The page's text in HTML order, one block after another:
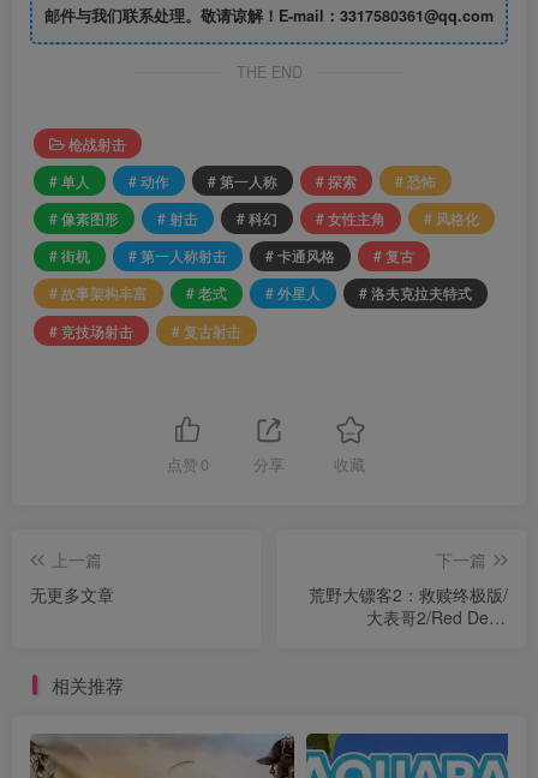
邮件与我们联系处理。敬请谅解！E-mail：3317580361@qq.com
THE END
枪战射击
# 单人
# 动作 # 第一人称 # 探索
# 恐怖
# 像素图形
# 射击 # 科幻 # 女性主角
# 风格化
# 街机
# 第一人称射击 # 卡通风格
# 复古
# 故事架构丰富
# 老式 # 外星人
# 洛夫克拉夫特式
# 竞技场射击
# 复古射击
点赞 0 分享 收藏
上一篇
无更多文章
下一篇
荒野大镖客2：救赎终极版/
大表哥2/Red Dead
相关推荐